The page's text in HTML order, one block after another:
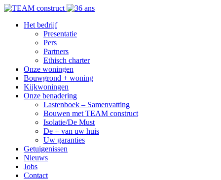
Het bedrijf
Presentatie
Pers
Partners
Ethisch charter
Onze woningen
Bouwgrond + woning
Kijkwoningen
Onze benadering
Lastenboek – Samenvatting
Bouwen met TEAM construct
Isolatie/De Must
De + van uw huis
Uw garanties
Getuigenissen
Nieuws
Jobs
Contact